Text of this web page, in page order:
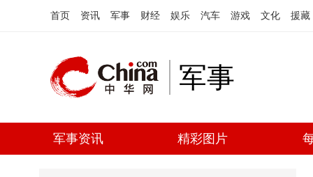
首页 资讯 军事 财经 娱乐 汽车 游戏 文化 援藏
军事
军事资讯 精彩图片